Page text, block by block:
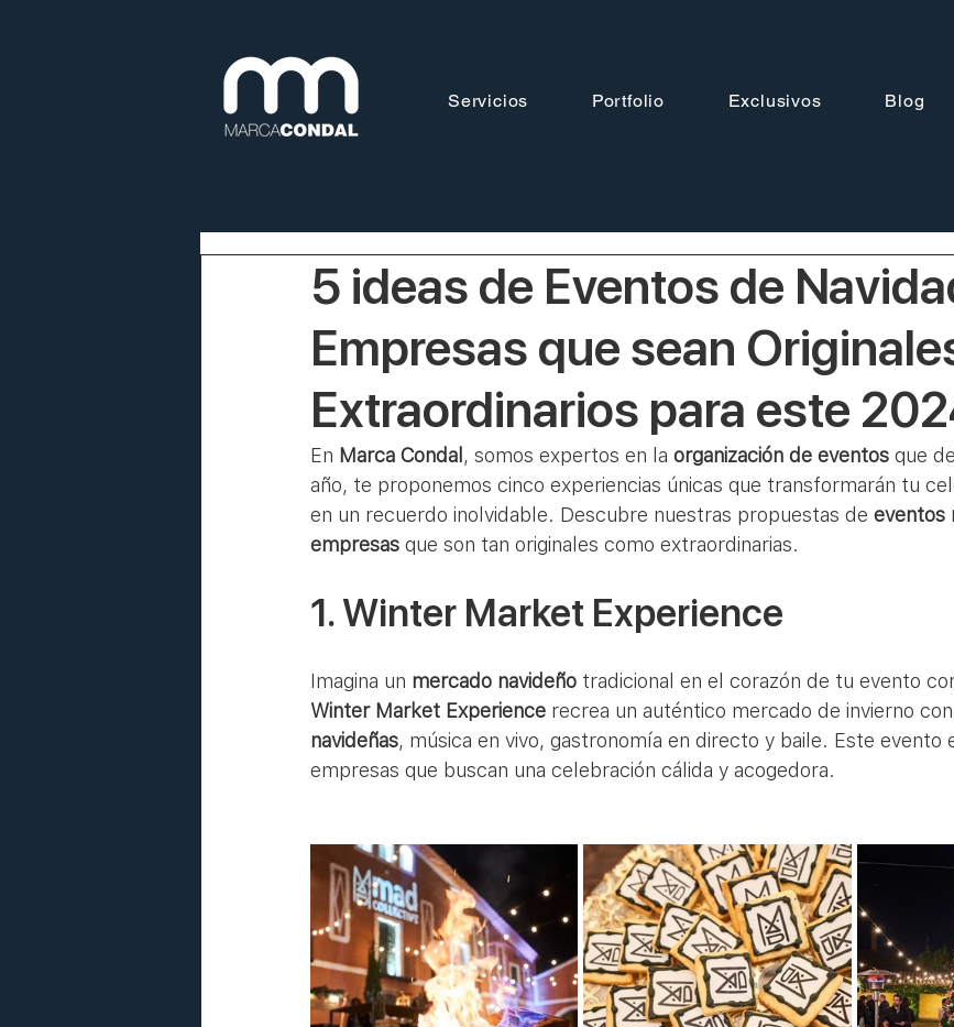
Servicios Portfolio Exclusivos Blog
5 ideas de Eventos de
Empresas que sean
Extraordinarios para este
En Marca Condal , somos expertos en la organización de eventos que
año, te proponemos cinco experiencias únicas que transformarán tu
en un recuerdo inolvidable. Descubre nuestras propuestas de eventos
empresas que son tan originales como extraordinarias.
1. Winter Market Experience
Imagina un mercado navideño tradicional en el corazón de tu evento
Winter Market Experience recrea un auténtico mercado de invierno con
navideñas, música en vivo, gastronomía en directo y baile. Este evento
empresas que buscan una celebración cálida y acogedora.